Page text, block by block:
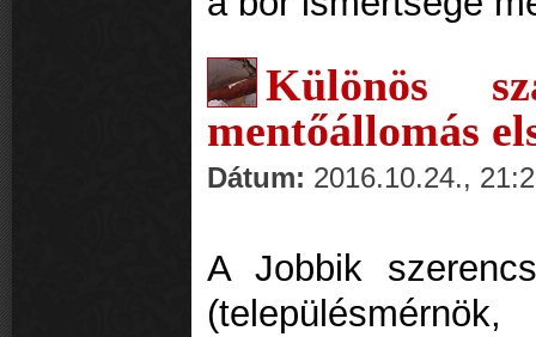
Különös
mentőállomás
Dátum: 2016.10.24.,
A Jobbik